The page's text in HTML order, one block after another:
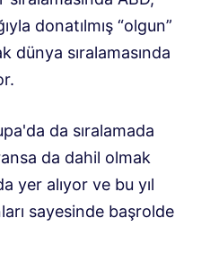
donatılmış “olgun”
dünya sıralamasında
da sıralamada
da dahil olmak
yer alıyor ve bu yıl
sayesinde başrolde